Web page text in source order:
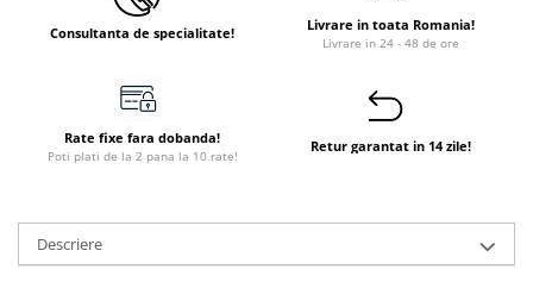
Chillere
Dulapuri pentru climatizare
Unitati motocondensante
Ventilatoare pentru baie
Consultanta de specialitate! Livrare in toata Romania!
Livrare in 24 - 48 de ore
Rate fixe fara dobanda!
Poti plati de la 2 pana la 10 rate!
Retur garantat in 14 zile!
Descriere